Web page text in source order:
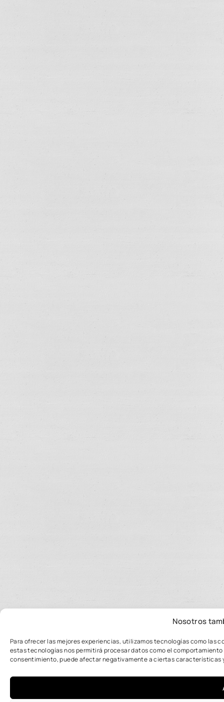
Nosotros
Para ofrecer las mejores experiencias, utilizamos tecnologías como las
estas tecnologías nos permitirá procesar datos como el
consentimiento, puede afectar negativamente a ciertas características